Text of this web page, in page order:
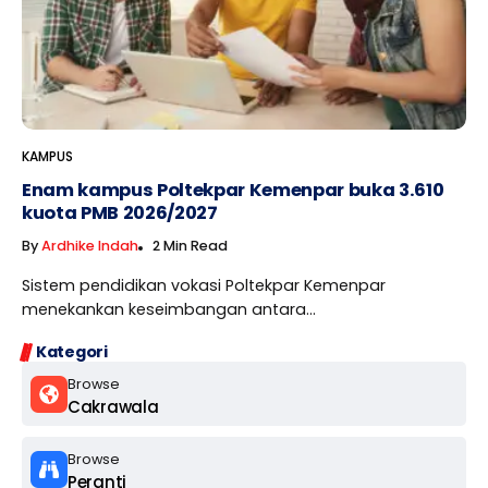
Kategori
Browse
Cakrawala
Browse
Peranti
KAMPUS
Enam kampus Poltekpar Kemenpar buka 3.610
kuota PMB 2026/2027
ByArdhike Indah 2 Min Read
Sistem pendidikan vokasi Poltekpar Kemenpar
menekankan keseimbangan antara...